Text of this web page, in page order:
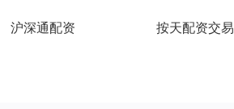
沪深通配资 按天配资交易